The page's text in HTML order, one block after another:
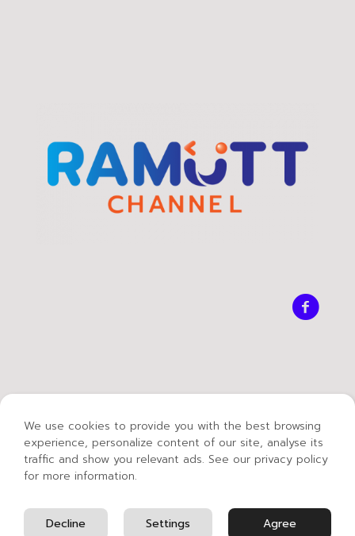
We use cookies to provide you with the best browsing
experience, personalize content of our site, analyse its
traffic and show you relevant ads. See our privacy policy
for more information.
Agree
Settings
Decline
English